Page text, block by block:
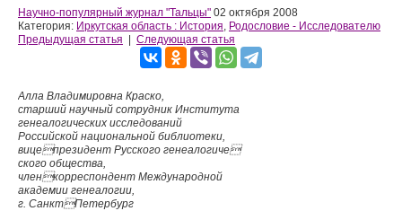
Научно-популярный журнал "Тальцы" 02 октября 2008
Категория: Иркутская область : История, Родословие - Исследователю
Предыдущая статья
Следующая статья
Алла Владимировна Краско,
старший научный сотрудник Института
генеалогических исследований
Российской национальной библиотеки,
вицепрезидент Русского генеалогиче
ского общества,
членкорреспондент Международной
академии генеалогии,
г. СанктПетербург